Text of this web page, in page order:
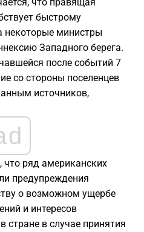
быстрому
некоторые министры
Западного берега.
после событий 7
со стороны поселенцев
источников,
что ряд американских
предупреждения
о возможном ущербе
и интересов
стране в случае принятия